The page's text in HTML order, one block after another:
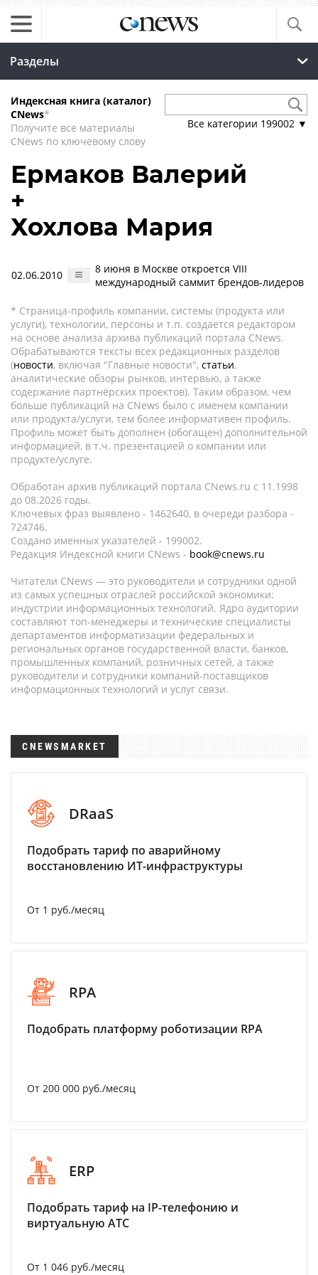
Разделы
Индексная книга (каталог)
CNews*
Получите все материалы
CNews по ключевому слову
Все категории 199002 ▼
Ермаков Валерий
+
Хохлова Мария
02.06.2010
8 июня в Москве откроется VIII
международный саммит брендов-лидеров
* Страница-профиль компании, системы (продукта или
услуги), технологии, персоны и т.п. создается редактором
на основе анализа архива публикаций портала CNews.
Обрабатываются тексты всех редакционных разделов
(новости, включая "Главные новости", статьи,
аналитические обзоры рынков, интервью, а также
содержание партнёрских проектов). Таким образом, чем
больше публикаций на CNews было с именем компании
или продукта/услуги, тем более информативен профиль.
Профиль может быть дополнен (обогащен) дополнительной
информацией, в т.ч. презентацией о компании или
продукте/услуге.
Обработан архив публикаций портала CNews.ru c 11.1998
до 08.2026 годы.
Ключевых фраз выявлено - 1462640, в очереди разбора -
724746.
Создано именных указателей - 199002.
Редакция Индексной книги CNews - book@cnews.ru
Читатели CNews — это руководители и сотрудники одной
из самых успешных отраслей российской экономики:
индустрии информационных технологий. Ядро аудитории
составляют топ-менеджеры и технические специалисты
департаментов информатизации федеральных и
региональных органов государственной власти, банков,
промышленных компаний, розничных сетей, а также
руководители и сотрудники компаний-поставщиков
информационных технологий и услуг связи.
CNEWSMARKET
DRaaS
Подобрать тариф по аварийному
восстановлению ИТ-инфраструктуры
От 1 руб./месяц
RPA
Подобрать платформу роботизации RPA
От 200 000 руб./месяц
ERP
Подобрать тариф на IP-телефонию и
виртуальную АТС
От 1 046 руб./месяц